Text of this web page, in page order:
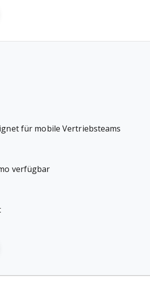
für mobile Vertriebsteams
verfügbar